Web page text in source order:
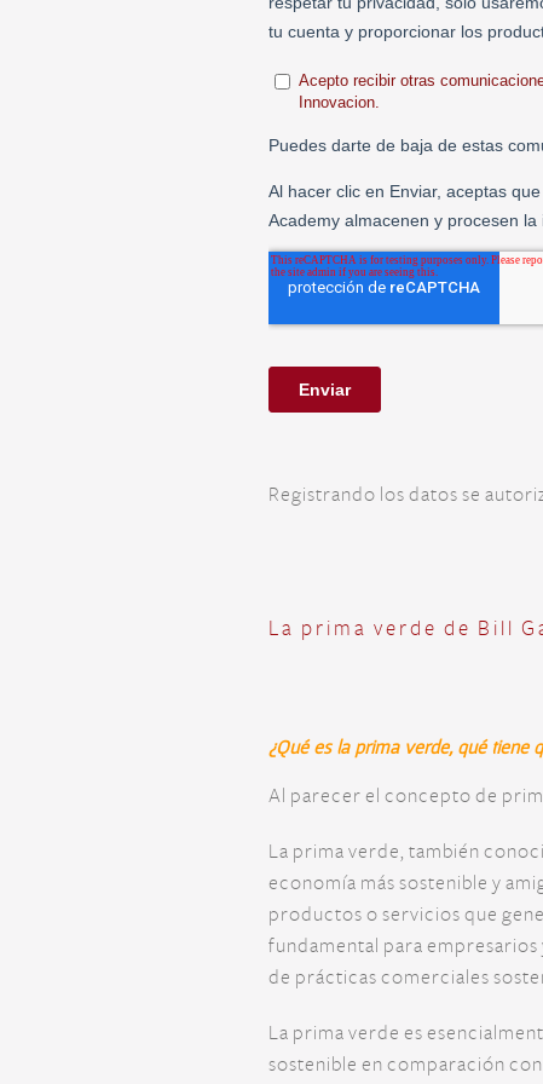
Registrando los datos se
La prima verde de Bill
¿Qué es la prima verde, qué tiene
Al parecer el concepto de
La prima verde, también
economía más sostenible y
productos o servicios que
fundamental para
de prácticas comerciales
La prima verde es
sostenible en comparación